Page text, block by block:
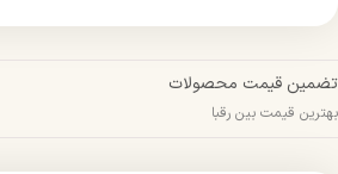
تضمین قیمت محصولات
بهترین قیمت بین رقبا